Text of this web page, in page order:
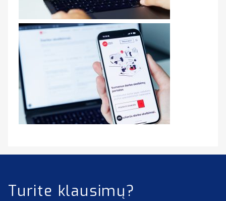
Turite klausimų?